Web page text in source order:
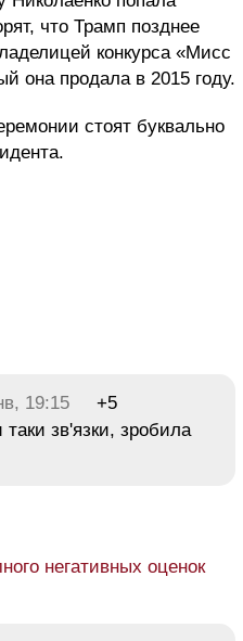
что Трамп позднее
конкурса «Мисс
она продала в 2015 году.
стоят буквально
19:15
+5
зв'язки, зробила
негативных оценок